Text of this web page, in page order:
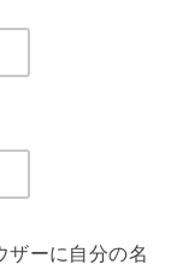
ザーに自分の名